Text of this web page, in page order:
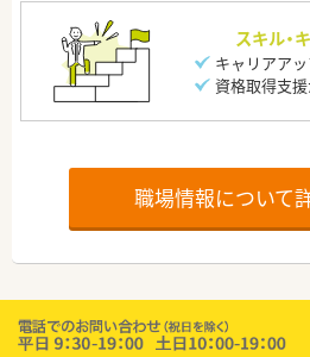
スキル・
キャリアア
資格取得支
職場情報について